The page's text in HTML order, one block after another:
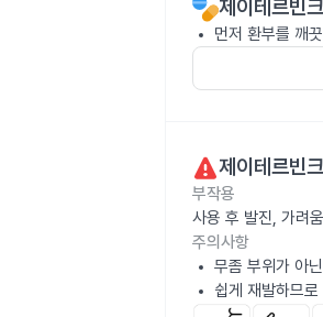
제이테르빈
먼저 환부를 깨
제이테르빈
부작용
사용 후 발진, 가려
주의사항
무좀 부위가 아
쉽게 재발하므